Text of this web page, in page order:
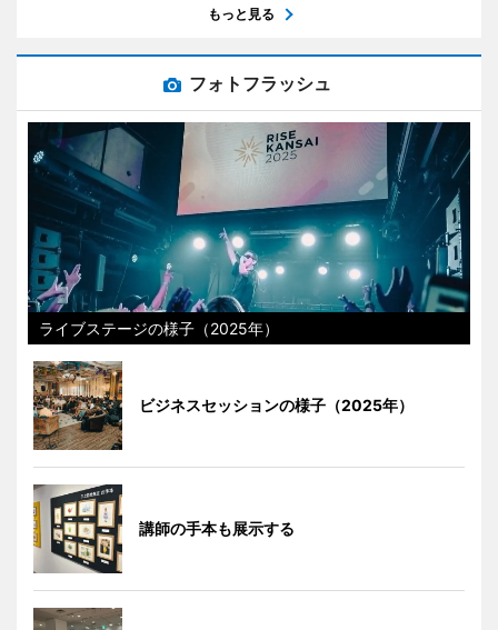
もっと見る
フォトフラッシュ
ライブステージの様子（2025年）
ビジネスセッションの様子（2025年）
講師の手本も展示する